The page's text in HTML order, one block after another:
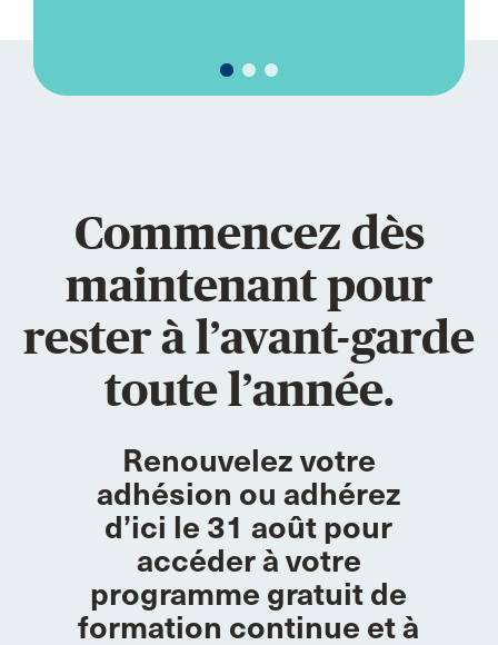
Commencez dès
maintenant pour
rester à l’avant-garde
toute l’année.
Renouvelez votre
adhésion ou adhérez
d’ici le 31 août pour
accéder à votre
programme gratuit de
formation continue et à